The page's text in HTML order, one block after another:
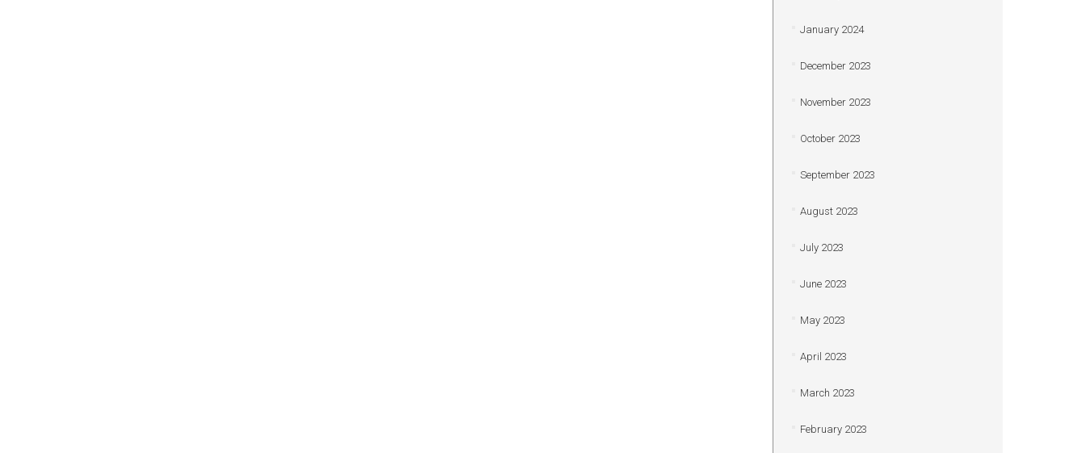
January 2024
December 2023
November 2023
October 2023
September 2023
August 2023
July 2023
June 2023
May 2023
April 2023
March 2023
February 2023